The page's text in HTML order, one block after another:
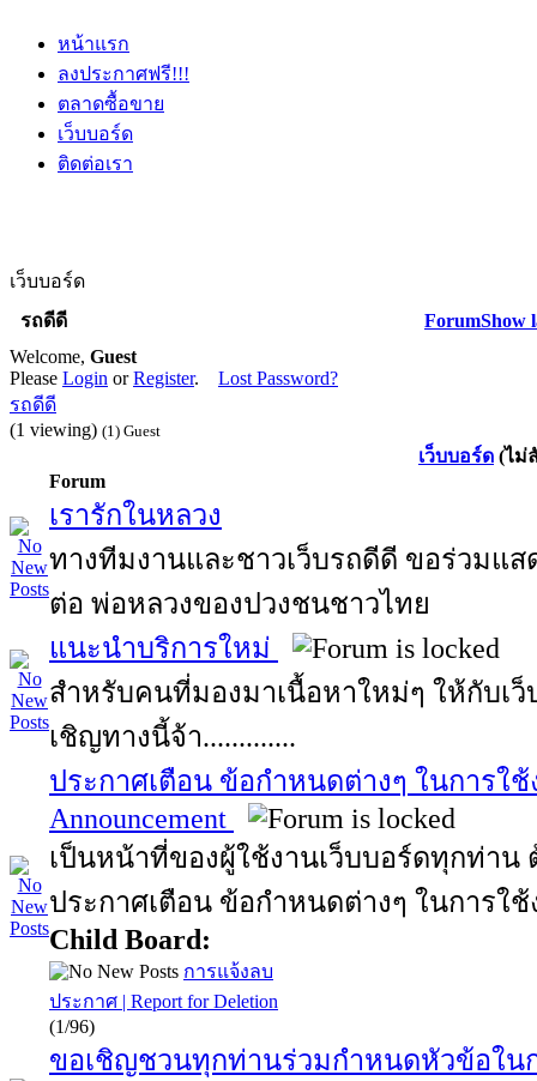
หน้าแรก
ลงประกาศฟรี!!!
ตลาดซื้อขาย
เว็บบอร์ด
ติดต่อเรา
เว็บบอร์ด
รถดีดี
ForumShow
Welcome, Guest
Please Login orRegister. Lost Password?
รถดีดี
(1 viewing) (1) Guest
เว็บบอร์ด (ไม่
Forum
เรารักในหลวง
ทางทีมงานและชาวเว็บรถดีดี ขอร่วมแ
ต่อ พ่อหลวงของปวงชนชาวไทย
แนะนำบริการใหม่
สำหรับคนที่มองมาเนื้อหาใหม่ๆ ให้กับเว็
เชิญทางนี้จ้า.............
ประกาศเตือน ข้อกำหนดต่างๆ ในการใช้
Announcement
เป็นหน้าที่ของผู้ใช้งานเว็บบอร์ดทุกท่าน
ประกาศเตือน ข้อกำหนดต่างๆ ในการใช้
Child Board:
การแจ้งลบ
ประกาศ | Report for Deletion
(1/96)
ขอเชิญชวนทุกท่านร่วมกำหนดหัวข้อใน